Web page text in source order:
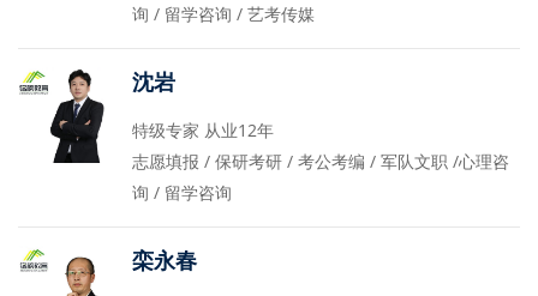
询 / 留学咨询 / 艺考传媒
沈岩
特级专家 从业12年
志愿填报 / 保研考研 / 考公考编 / 军队文职 /心理咨
询 / 留学咨询
栾永春